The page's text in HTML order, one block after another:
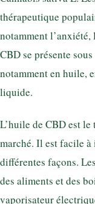
thérapeutique
notamment
CBD se présente
notamment en huile,
liquide.
L’huile de CBD est
marché. Il est facile à
différentes façons.
des aliments et des
vaporisateur